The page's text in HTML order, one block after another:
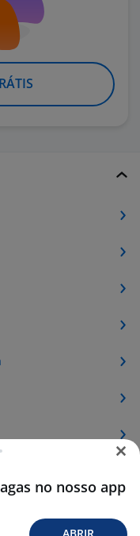
no nosso app